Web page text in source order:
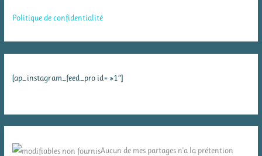
Politique de confidentialité
[ap_instagram_feed_pro id= »1″]
Aucun de mes partages n'a la prétention